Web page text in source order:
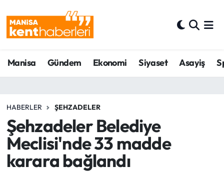
Manisa Gündem Ekonomi Siyaset Asayiş
HABERLER ŞEHZADELER
Şehzadeler Belediye
Meclisi'nde 33 madde
karara bağlandı
Ahmetli Hava Durumu
Ahmetli Trafik Yoğunluk Haritası
Tüm Manşetler
Son Dakika Haberleri
Haber Arşivi